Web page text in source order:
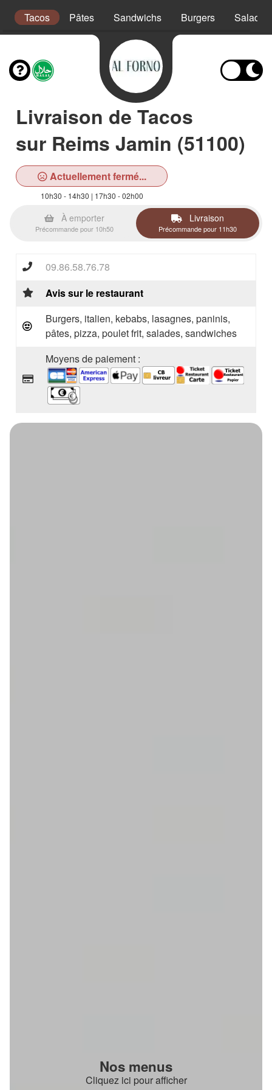
Tacos Pâtes Sandwichs Burgers Salades
Livraison de Tacos
sur Reims Jamin (51100)
Actuellement fermé...
10h30 - 14h30 | 17h30 - 02h00
À emporter
Précommande pour 10h50
Livraison
Précommande pour 11h30
09.86.58.76.78
Avis sur le restaurant
Burgers, italien, kebabs, lasagnes, paninis,
pâtes, pizza, poulet frit, salades, sandwiches
Moyens de paiement :
Nos menus
Cliquez ici pour afficher